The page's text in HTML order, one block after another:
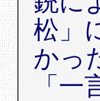
松」
かっ
「